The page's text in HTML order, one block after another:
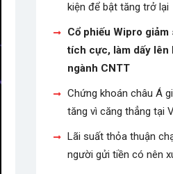
kiện để bật tăng trở lại
Cổ phiếu Wipro giảm
tích cực, làm dấy lên
ngành CNTT
Chứng khoán châu Á
tăng vì căng thẳng tại
Lãi suất thỏa thuận
người gửi tiền có nên